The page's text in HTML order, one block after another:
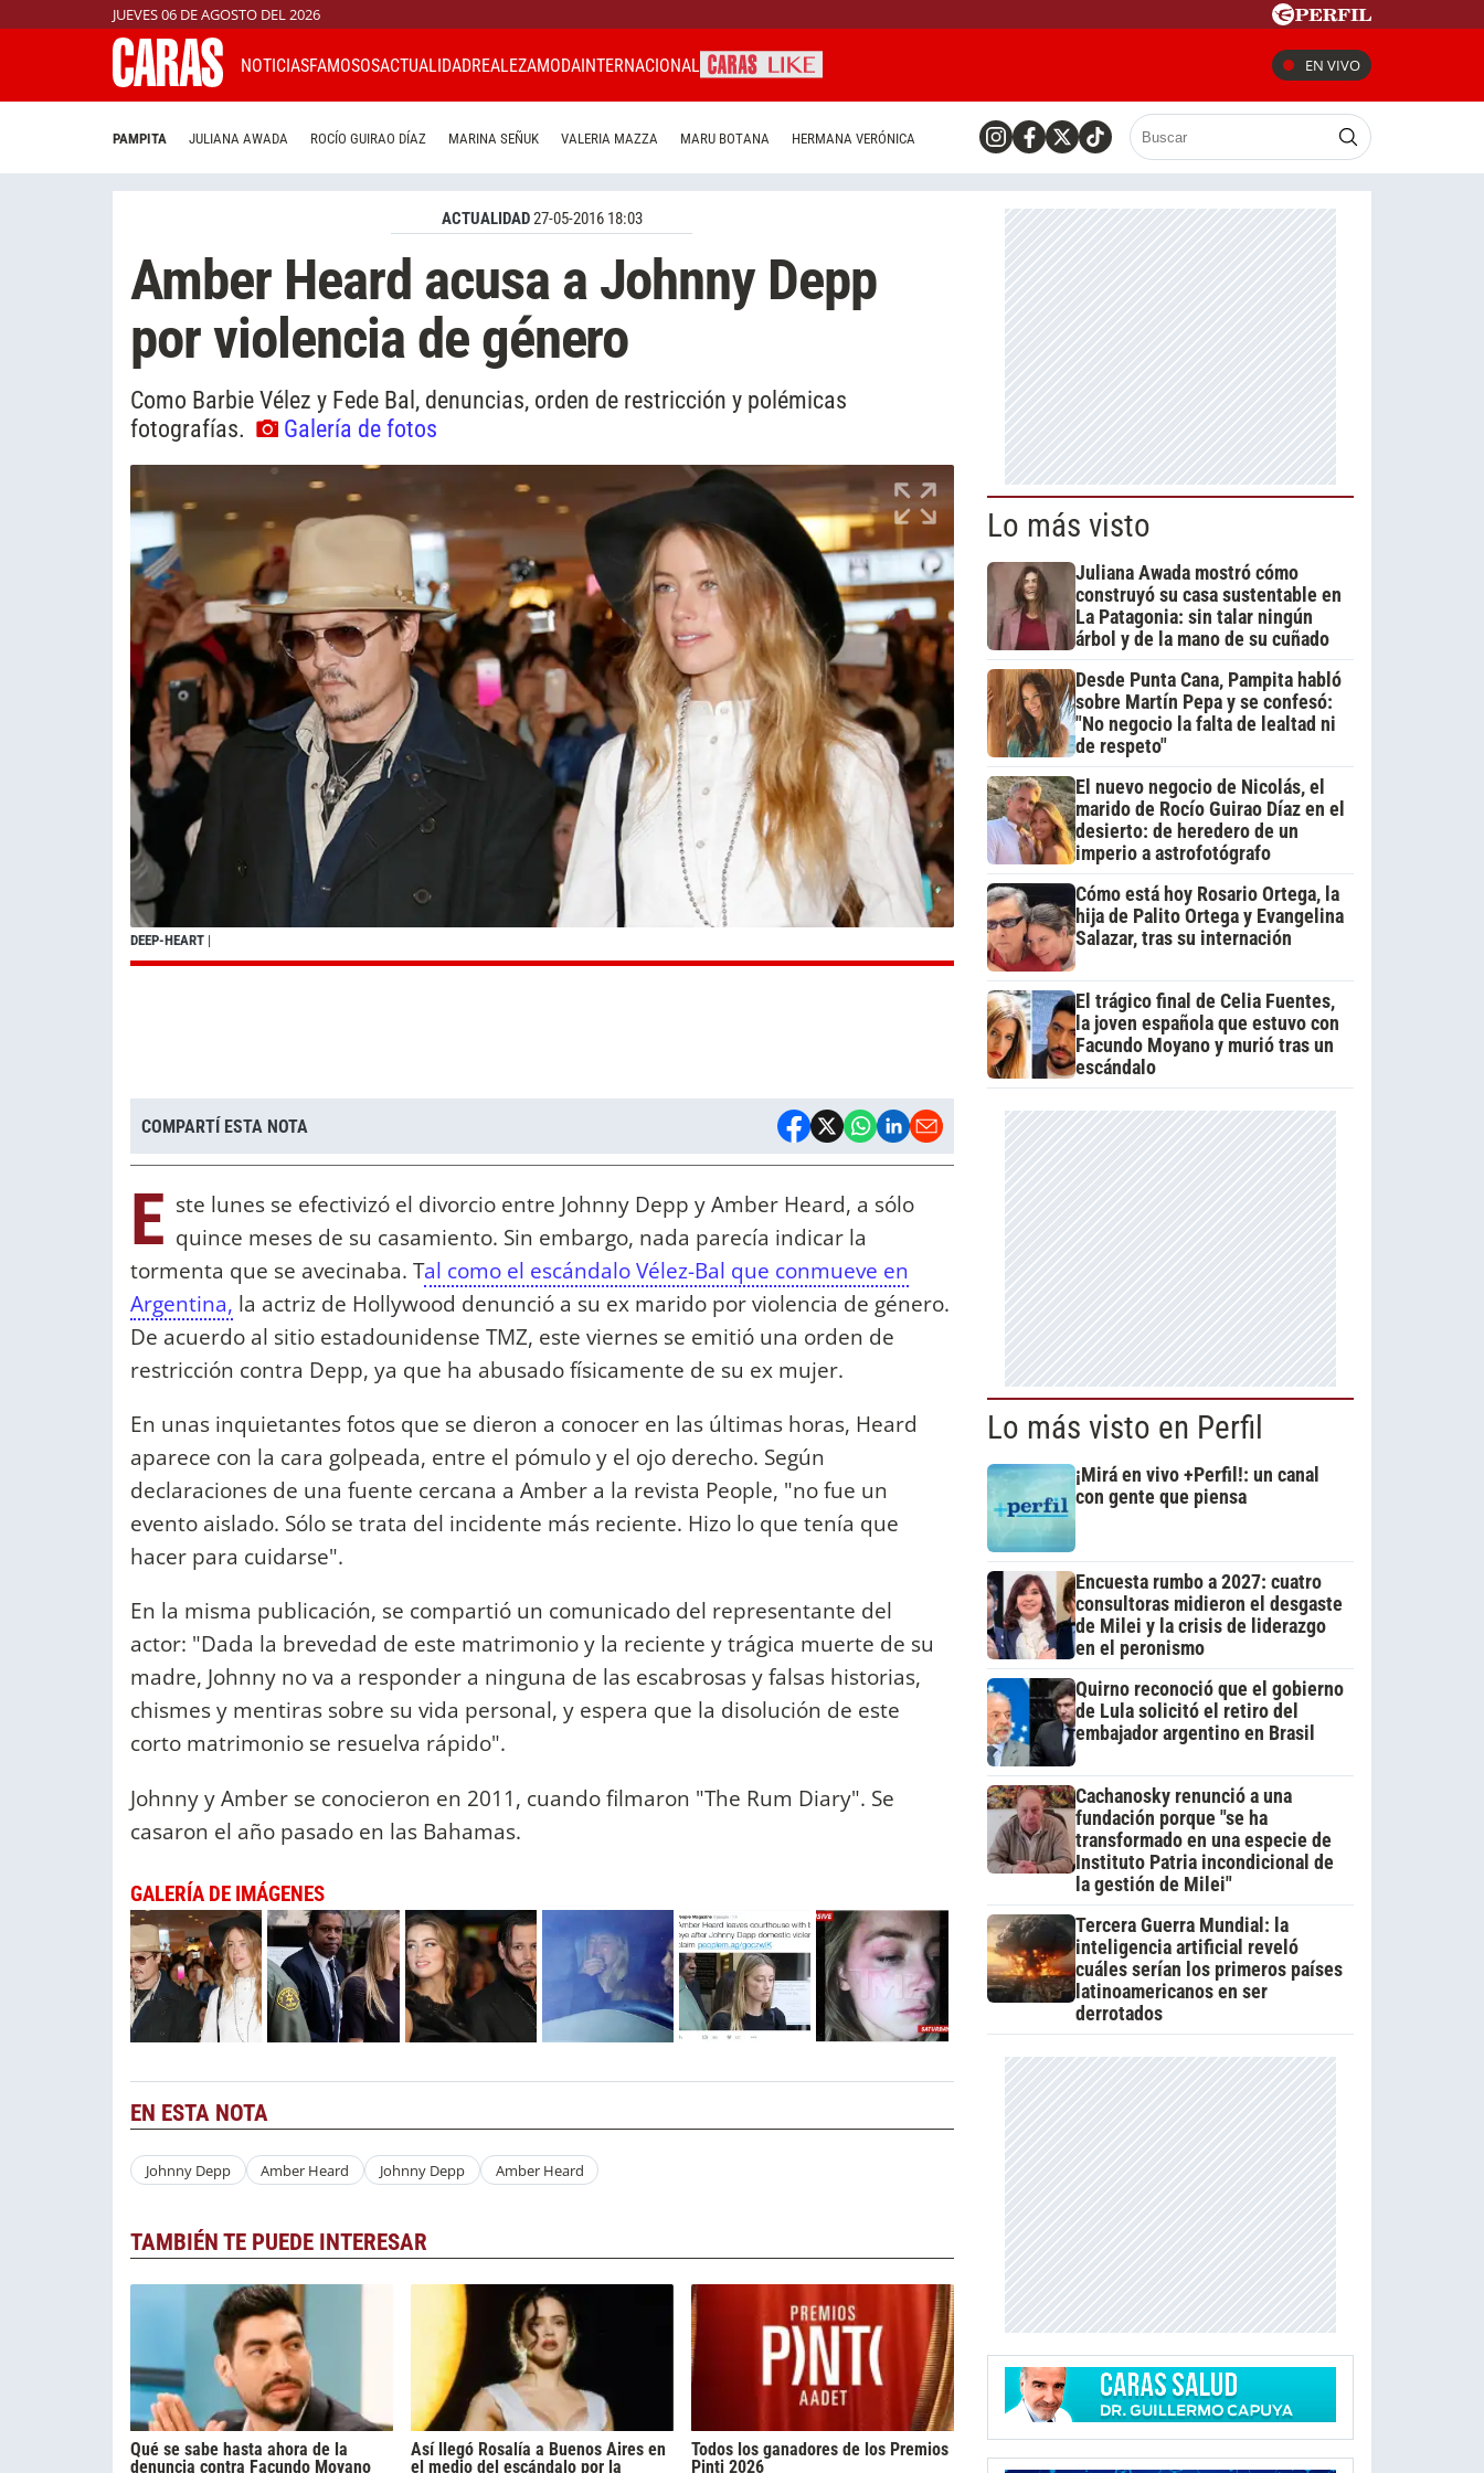
JUEVES 06 DE AGOSTO DEL 2026
NOTICIASFAMOSOSACTUALIDADREALEZAMODAINTERNACIONAL EN VIVO
PAMPITA JULIANA AWADA ROCÍO GUIRAO DÍAZ MARINA SEÑUK VALERIA MAZZA MARU BOTANA HERMANA VERÓNICA
ACTUALIDAD27-05-2016 18:03
Amber Heard acusa a Johnny Depp
por violencia de género
Como Barbie Vélez y Fede Bal, denuncias, orden de restricción y polémicas
fotografías.
Galería de fotos
DEEP-HEART |
COMPARTÍ ESTA NOTA
E ste lunes se efectivizó el divorcio entre Johnny Depp y Amber Heard, a sólo
quince meses de su casamiento. Sin embargo, nada parecía indicar la
tormenta que se avecinaba. Tal como el escándalo Vélez-Bal que conmueve en
Argentina, la actriz de Hollywood denunció a su ex marido por violencia de género.
De acuerdo al sitio estadounidense TMZ, este viernes se emitió una orden de
restricción contra Depp, ya que ha abusado físicamente de su ex mujer.
En unas inquietantes fotos que se dieron a conocer en las últimas horas, Heard
aparece con la cara golpeada, entre el pómulo y el ojo derecho. Según
declaraciones de una fuente cercana a Amber a la revista People, "no fue un
evento aislado. Sólo se trata del incidente más reciente. Hizo lo que tenía que
hacer para cuidarse".
En la misma publicación, se compartió un comunicado del representante del
actor: "Dada la brevedad de este matrimonio y la reciente y trágica muerte de su
madre, Johnny no va a responder a ninguna de las escabrosas y falsas historias,
chismes y mentiras sobre su vida personal, y espera que la disolución de este
corto matrimonio se resuelva rápido".
Johnny y Amber se conocieron en 2011, cuando filmaron "The Rum Diary". Se
casaron el año pasado en las Bahamas.
GALERÍA DE IMÁGENES
EN ESTA NOTA
Johnny Depp Amber Heard Johnny Depp Amber Heard
TAMBIÉN TE PUEDE INTERESAR
Qué se sabe hasta ahora de la
denuncia contra Facundo Moyano
Así llegó Rosalía a Buenos Aires en
el medio del escándalo por la
Todos los ganadores de los Premios
Pinti 2026
Lo más visto
Juliana Awada mostró cómo
construyó su casa sustentable en
La Patagonia: sin talar ningún
árbol y de la mano de su cuñado
Desde Punta Cana, Pampita habló
sobre Martín Pepa y se confesó:
"No negocio la falta de lealtad ni
de respeto"
El nuevo negocio de Nicolás, el
marido de Rocío Guirao Díaz en el
desierto: de heredero de un
imperio a astrofotógrafo
Cómo está hoy Rosario Ortega, la
hija de Palito Ortega y Evangelina
Salazar, tras su internación
El trágico final de Celia Fuentes,
la joven española que estuvo con
Facundo Moyano y murió tras un
escándalo
Lo más visto en Perfil
¡Mirá en vivo +Perfil!: un canal
con gente que piensa
Encuesta rumbo a 2027: cuatro
consultoras midieron el desgaste
de Milei y la crisis de liderazgo
en el peronismo
Quirno reconoció que el gobierno
de Lula solicitó el retiro del
embajador argentino en Brasil
Cachanosky renunció a una
fundación porque "se ha
transformado en una especie de
Instituto Patria incondicional de
la gestión de Milei"
Tercera Guerra Mundial: la
inteligencia artificial reveló
cuáles serían los primeros países
latinoamericanos en ser
derrotados